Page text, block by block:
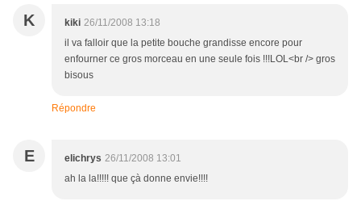
K kiki 26/11/2008 13:18
il va falloir que la petite bouche grandisse encore pour
enfourner ce gros morceau en une seule fois !!!LOL<br /> gros
bisous
Répondre
E elichrys 26/11/2008 13:01
ah la la!!!!! que çà donne envie!!!!